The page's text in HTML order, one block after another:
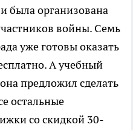
была организована
войны. Семь
уже готовы оказать
А учебный
предложил сделать
остальные
со скидкой 30-